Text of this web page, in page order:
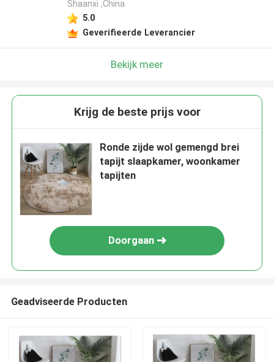
Shaanxi ,China
5.0
Geverifieerde Leverancier
Bekijk meer
Krijg de beste prijs voor
Ronde zijde wol gemengd brei
tapijt slaapkamer, woonkamer
tapijten
Doorgaan
Geadviseerde Producten